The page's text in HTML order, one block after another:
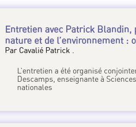
Entretien avec Patrick
nature et de l’environnement :
Par Cavalié Patrick .
L’entretien a été organisé
Descamps, enseignante à
nationales